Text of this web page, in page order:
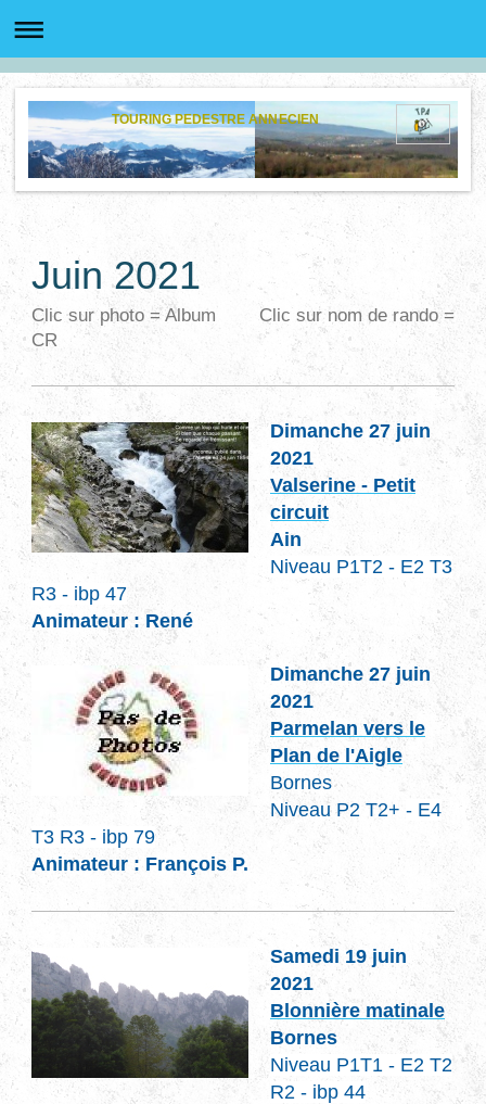
TOURING PEDESTRE ANNECIEN
Juin 2021
Clic sur photo = Album Clic sur nom de rando =
CR
Dimanche 27 juin
2021
Valserine - Petit
circuit
Ain
Niveau P1T2 - E2 T3
R3 - ibp 47
Animateur : René
Dimanche 27 juin
2021
Parmelan vers le
Plan de l'Aigle
Bornes
Niveau P2 T2+ - E4
T3 R3 - ibp 79
Animateur : François P.
Samedi 19 juin
2021
Blonnière matinale
Bornes
Niveau P1T1 - E2 T2
R2 - ibp 44